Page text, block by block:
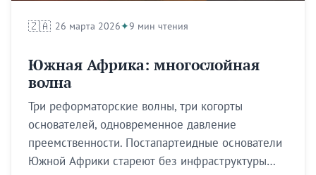
🇿🇦 26 марта 2026 9 мин чтения
Южная Африка: многослойная
волна
Три реформаторские волны, три когорты
основателей, одновременное давление
преемственности. Постапартеидные основатели
Южной Африки стареют без инфраструктуры